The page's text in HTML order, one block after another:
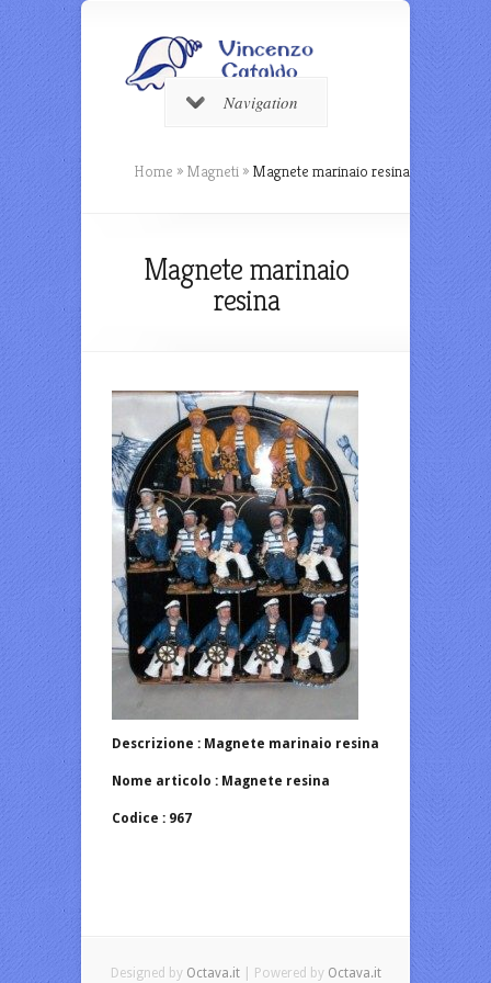
Navigation
Home » Magneti » Magnete marinaio resina
Magnete marinaio
resina
Descrizione : Magnete marinaio resina
Nome articolo : Magnete resina
Codice : 967
Designed by Octava.it| Powered by Octava.it